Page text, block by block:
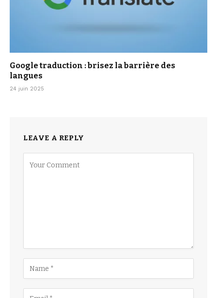
Google traduction : brisez la barrière des
langues
24 juin 2025
LEAVE A REPLY